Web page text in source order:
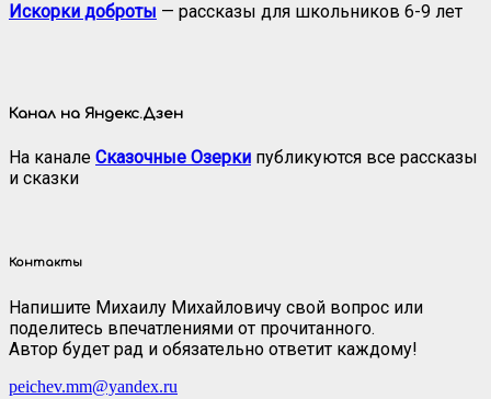
Искорки доброты — рассказы для школьников 6-9 лет
Канал на Яндекс.Дзен
На канале Сказочные Озерки публикуются все рассказы
и сказки
Контакты
Напишите Михаилу Михайловичу свой вопрос или
поделитесь впечатлениями от прочитанного.
Автор будет рад и обязательно ответит каждому!
peichev.mm@yandex.ru